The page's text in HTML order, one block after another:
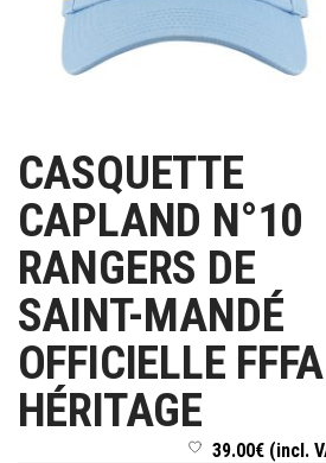
LIRE LA SUITE
CASQUETTE
CAPLAND N°10
RANGERS DE
SAINT-MANDÉ
OFFICIELLE FFFA
HÉRITAGE
39.00€ (incl.